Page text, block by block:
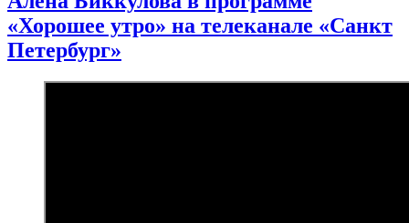
«Хорошее утро» на телеканале «Санкт
Петербург»